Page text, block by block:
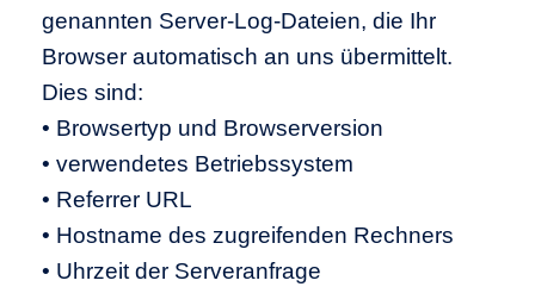
genannten Server-Log-Dateien, die Ihr
Browser automatisch an uns übermittelt.
Dies sind:
• Browsertyp und Browserversion
• verwendetes Betriebssystem
• Referrer URL
• Hostname des zugreifenden Rechners
• Uhrzeit der Serveranfrage